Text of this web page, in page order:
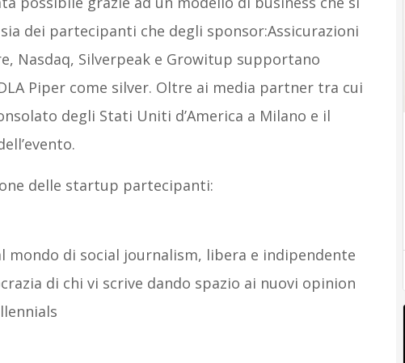
dei partecipanti che degli sponsor:Assicurazioni
Nasdaq, Silverpeak e Growitup supportano
Piper come silver. Oltre ai media partner tra cui
degli Stati Uniti d’America a Milano e il
delle startup partecipanti:
mondo di social journalism, libera e indipendente
di chi vi scrive dando spazio ai nuovi opinion